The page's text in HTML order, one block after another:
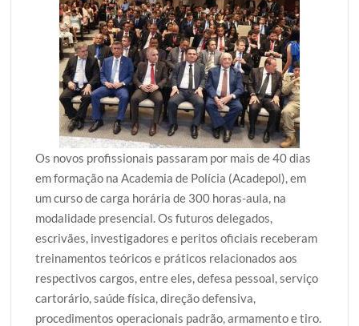
Os novos profissionais passaram por mais de 40 dias
em formação na Academia de Polícia (Acadepol), em
um curso de carga horária de 300 horas-aula, na
modalidade presencial. Os futuros delegados,
escrivães, investigadores e peritos oficiais receberam
treinamentos teóricos e práticos relacionados aos
respectivos cargos, entre eles, defesa pessoal, serviço
cartorário, saúde física, direção defensiva,
procedimentos operacionais padrão, armamento e tiro.